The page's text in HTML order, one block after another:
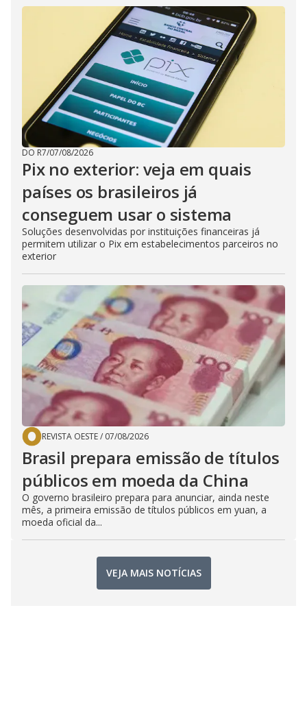
DO R7/07/08/2026
Pix no exterior: veja em quais
países os brasileiros já
conseguem usar o sistema
Soluções desenvolvidas por instituições financeiras já
permitem utilizar o Pix em estabelecimentos parceiros no
exterior
REVISTA OESTE/ 07/08/2026
Brasil prepara emissão de títulos
públicos em moeda da China
O governo brasileiro prepara para anunciar, ainda neste
mês, a primeira emissão de títulos públicos em yuan, a
moeda oficial da...
VEJA MAIS NOTÍCIAS